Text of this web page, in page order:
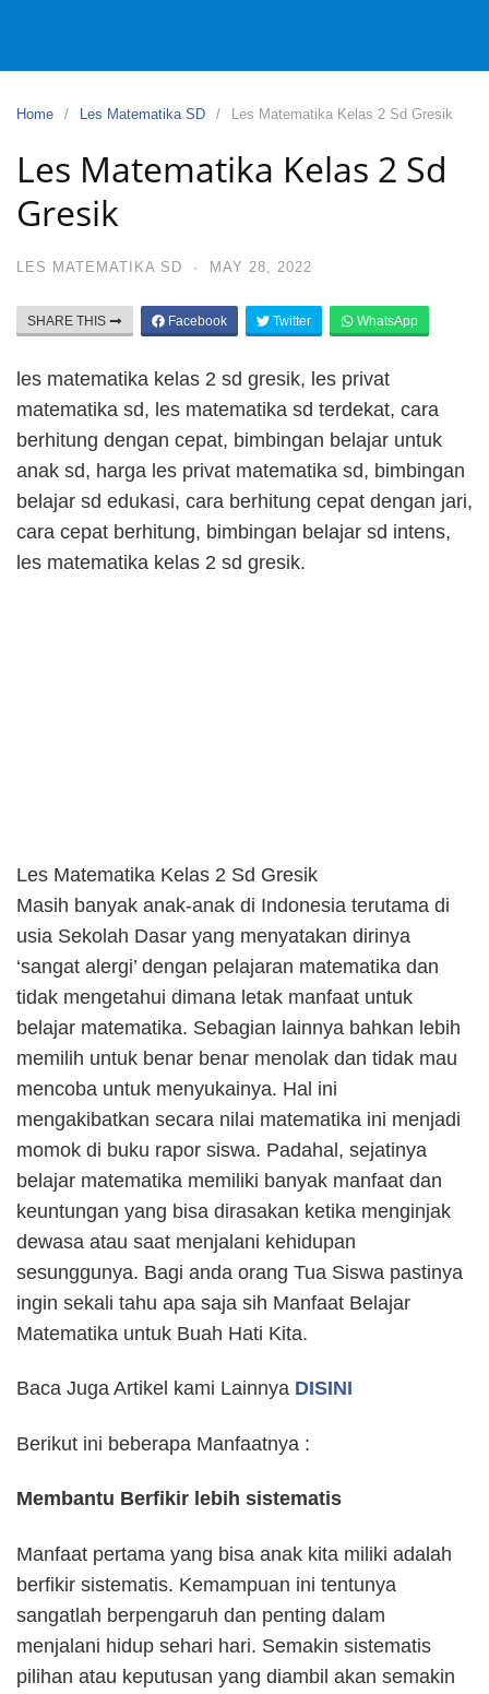
Home Les Matematika SD Les Matematika Kelas 2 Sd Gresik
Les Matematika Kelas 2 Sd
Gresik
LES MATEMATIKA SD · MAY 28, 2022
SHARE THIS Facebook Twitter WhatsApp
les matematika kelas 2 sd gresik, les privat
matematika sd, les matematika sd terdekat, cara
berhitung dengan cepat, bimbingan belajar untuk
anak sd, harga les privat matematika sd, bimbingan
belajar sd edukasi, cara berhitung cepat dengan jari,
cara cepat berhitung, bimbingan belajar sd intens,
les matematika kelas 2 sd gresik.
Les Matematika Kelas 2 Sd Gresik
Masih banyak anak-anak di Indonesia terutama di
usia Sekolah Dasar yang menyatakan dirinya
‘sangat alergi’ dengan pelajaran matematika dan
tidak mengetahui dimana letak manfaat untuk
belajar matematika. Sebagian lainnya bahkan lebih
memilih untuk benar benar menolak dan tidak mau
mencoba untuk menyukainya. Hal ini
mengakibatkan secara nilai matematika ini menjadi
momok di buku rapor siswa. Padahal, sejatinya
belajar matematika memiliki banyak manfaat dan
keuntungan yang bisa dirasakan ketika menginjak
dewasa atau saat menjalani kehidupan
sesunggunya. Bagi anda orang Tua Siswa pastinya
ingin sekali tahu apa saja sih Manfaat Belajar
Matematika untuk Buah Hati Kita.
Baca Juga Artikel kami Lainnya DISINI
Berikut ini beberapa Manfaatnya :
Membantu Berfikir lebih sistematis
Manfaat pertama yang bisa anak kita miliki adalah
berfikir sistematis. Kemampuan ini tentunya
sangatlah berpengaruh dan penting dalam
menjalani hidup sehari hari. Semakin sistematis
pilihan atau keputusan yang diambil akan semakin